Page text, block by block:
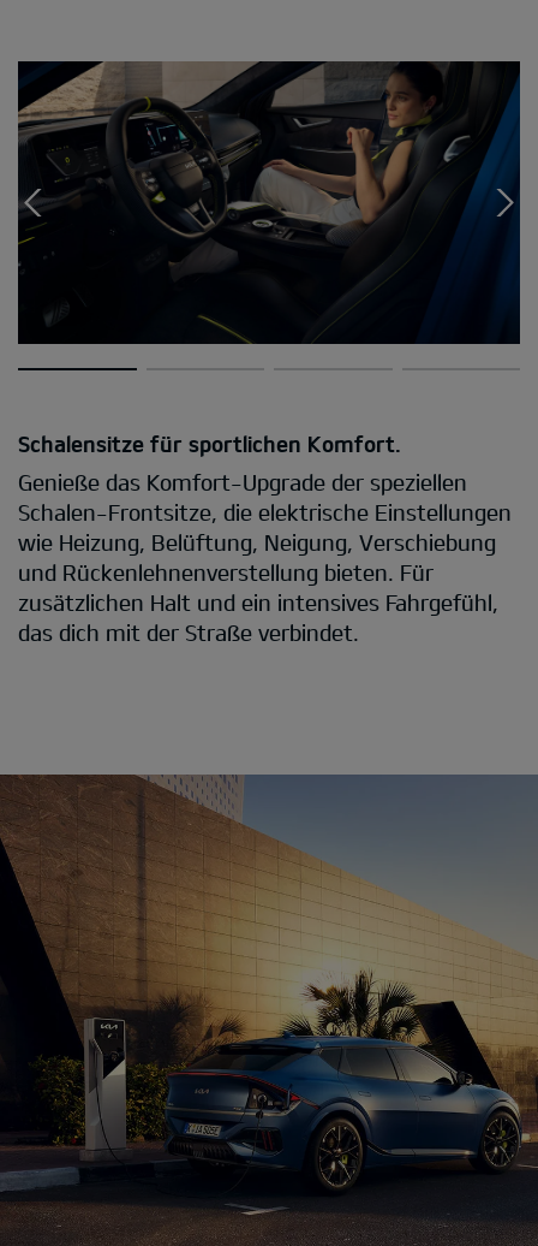
Schalensitze für sportlichen Komfort.
Genieße das Komfort-Upgrade der speziellen
Schalen-Frontsitze, die elektrische Einstellungen
wie Heizung, Belüftung, Neigung, Verschiebung
und Rückenlehnenverstellung bieten. Für
zusätzlichen Halt und ein intensives Fahrgefühl,
das dich mit der Straße verbindet.